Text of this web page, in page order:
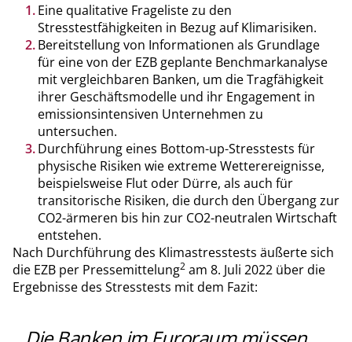
Eine qualitative Frageliste zu den
Stresstestfähigkeiten in Bezug auf Klimarisiken.
Bereitstellung von Informationen als Grundlage
für eine von der EZB geplante Benchmarkanalyse
mit vergleichbaren Banken, um die Tragfähigkeit
ihrer Geschäftsmodelle und ihr Engagement in
emissionsintensiven Unternehmen zu
untersuchen.
Durchführung eines Bottom-up-Stresstests für
physische Risiken wie extreme Wetterereignisse,
beispielsweise Flut oder Dürre, als auch für
transitorische Risiken, die durch den Übergang zur
CO2-ärmeren bis hin zur CO2-neutralen Wirtschaft
entstehen.
Nach Durchführung des Klimastresstests äußerte sich
die EZB per Pressemittelung2 am 8. Juli 2022 über die
Ergebnisse des Stresstests mit dem Fazit: